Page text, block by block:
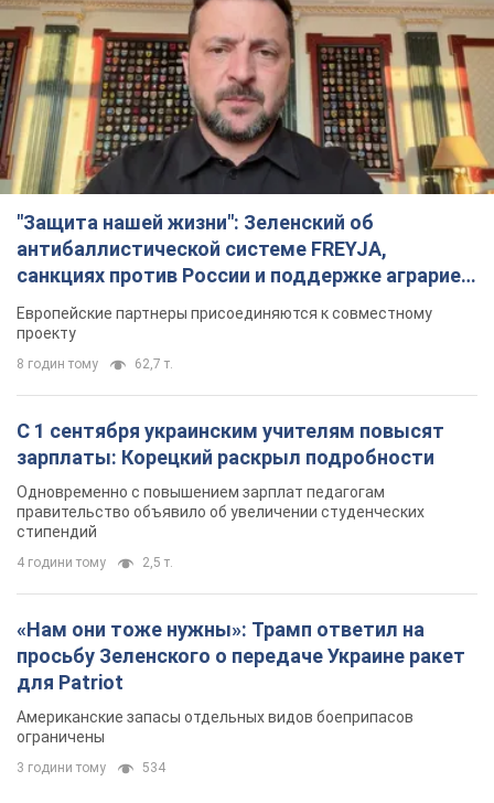
"Защита нашей жизни": Зеленский об
антибаллистической системе FREYJA,
санкциях против России и поддержке аграриев.
Видео
Европейские партнеры присоединяются к совместному
проекту
8 годин тому 62,7 т.
С 1 сентября украинским учителям повысят
зарплаты: Корецкий раскрыл подробности
Одновременно с повышением зарплат педагогам
правительство объявило об увеличении студенческих
стипендий
4 години тому 2,5 т.
«Нам они тоже нужны»: Трамп ответил на
просьбу Зеленского о передаче Украине ракет
для Patriot
Американские запасы отдельных видов боеприпасов
ограничены
3 години тому 534